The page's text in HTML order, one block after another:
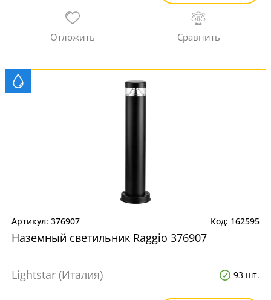
376907 162595
Наземный светильник Raggio 376907
Lightstar (Италия) 93 шт.